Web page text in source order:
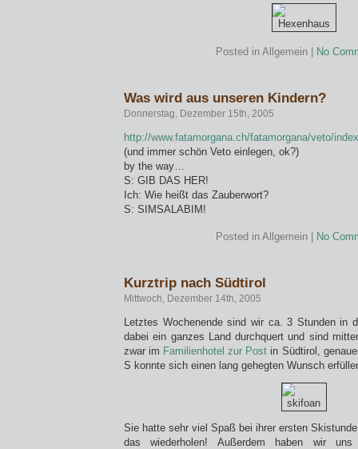
Posted in Allgemein | No
Was wird aus unseren Kindern?
Donnerstag, Dezember 15th, 2005
http://www.fatamorgana.ch/fatamorgana/veto/
(und immer schön Veto einlegen, ok?)
by the way…
S: GIB DAS HER!
Ich: Wie heißt das Zauberwort?
S: SIMSALABIM!
Posted in Allgemein | No
Kurztrip nach Südtirol
Mittwoch, Dezember 14th, 2005
Letztes Wochenende sind wir ca. 3 Stunden in
dabei ein ganzes Land durchquert und sind
zwar im Familienhotel zur Post in Südtirol,
S konnte sich einen lang gehegten Wunsch
Sie hatte sehr viel Spaß bei ihrer ersten
das wiederholen! Außerdem haben wir